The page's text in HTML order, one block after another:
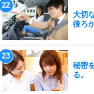
大切
後ろ
秘密
る。